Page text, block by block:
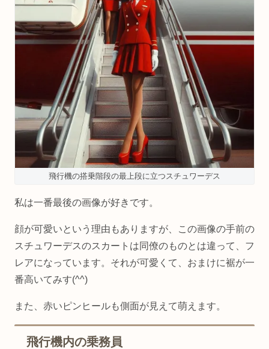
飛行機の搭乗階段の最上段に立つスチュワーデス
私は一番最後の画像が好きです。
顔が可愛いという理由もありますが、この画像の手前の
スチュワーデスのスカートは同僚のものとは違って、フ
レアになっています。それが可愛くて、おまけに裾が一
番高いてみす(^^)
また、赤いピンヒールも側面が見えて萌えます。
飛行機内の乗務員